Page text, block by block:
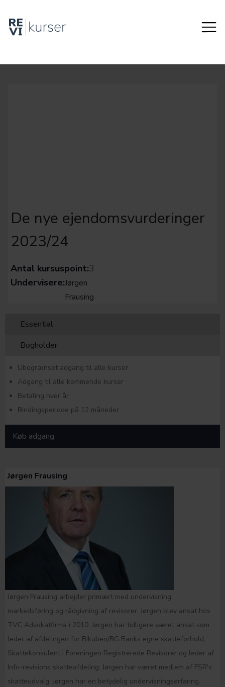
De nye ejendomsvurderinger
2023/24
Antal kursuspoint:3
Undervisere:Jørgen
Frausing
Essential
Bogholder
Ubegrænset adgang til alle kurser
Adgang til alle kommende kurser
Betaling hver år
Bindingsperiode på 12 måneder
Køb adgang
Jørgen Frausing
Jørgen Frausing arbejder primært med undervisning,
markedsføring og rådgivning af revisorer. Jørgen blev ansat hos
TVC Advokatfirma i 2010. Jørgen har tidligere været ansat som
leder af afdelingen for Bikuben/BG Banks egne skatteforhold,
Skattekonsulent i Foreningen Registrerede Revisorer og leder af
Info-revisions skatteafdeling. Jørgen har været medlem af FSR's
skatteudvalg. Jørgen har en betydelig undervisningserfaring.